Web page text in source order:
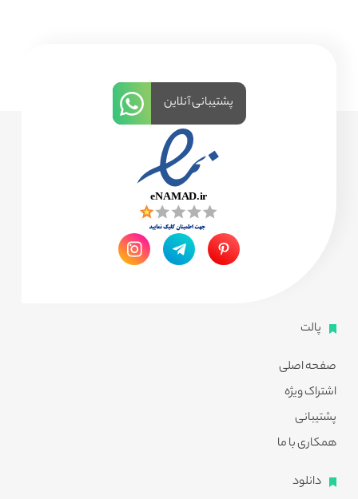
پالت
صفحه اصلی
اشتراک ویژه
پشتیبانی
همکاری با ما
دانلود
پشتیبانی آنلاین